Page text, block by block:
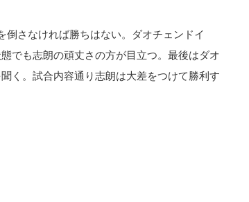
さなければ勝ちはない。ダオチェンドイ
でも志朗の頑丈さの方が目立つ。最後はダオ
く。試合内容通り志朗は大差をつけて勝利す